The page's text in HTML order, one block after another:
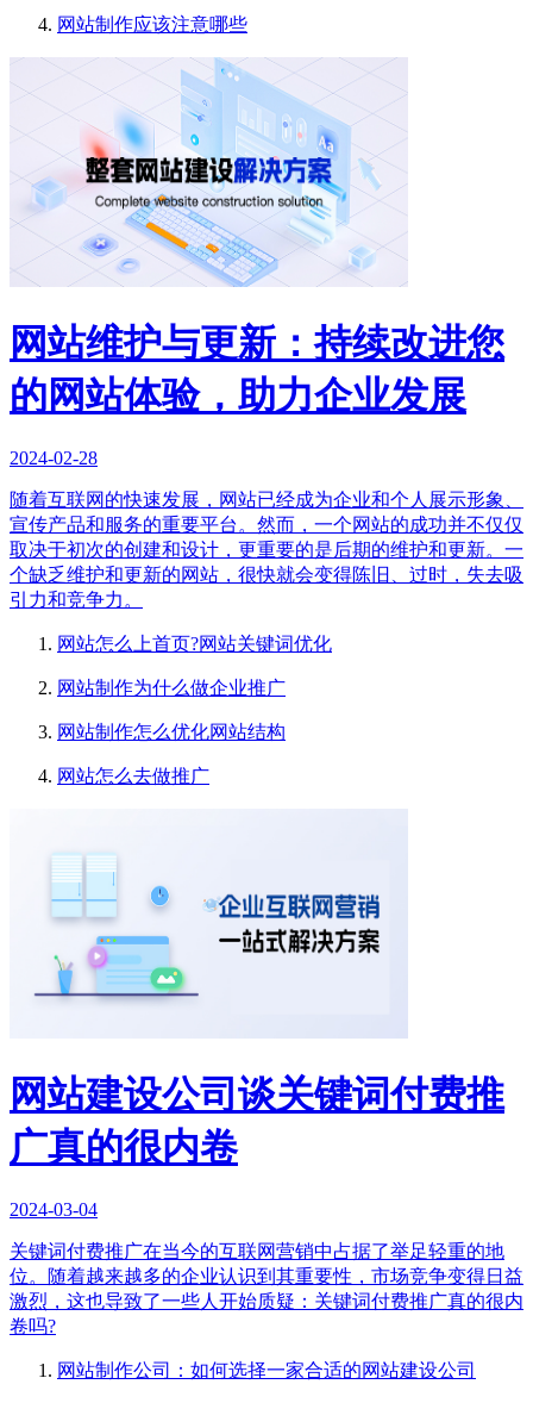
网站制作应该注意哪些
网站维护与更新：持续改进您
的网站体验，助力企业发展
2024-02-28
随着互联网的快速发展，网站已经成为企业和个人展示形象、
宣传产品和服务的重要平台。然而，一个网站的成功并不仅仅
取决于初次的创建和设计，更重要的是后期的维护和更新。一
个缺乏维护和更新的网站，很快就会变得陈旧、过时，失去吸
引力和竞争力。
网站怎么上首页?网站关键词优化
网站制作为什么做企业推广
网站制作怎么优化网站结构
网站怎么去做推广
网站建设公司谈关键词付费推
广真的很内卷
2024-03-04
关键词付费推广在当今的互联网营销中占据了举足轻重的地
位。随着越来越多的企业认识到其重要性，市场竞争变得日益
激烈，这也导致了一些人开始质疑：关键词付费推广真的很内
卷吗?
网站制作公司：如何选择一家合适的网站建设公司